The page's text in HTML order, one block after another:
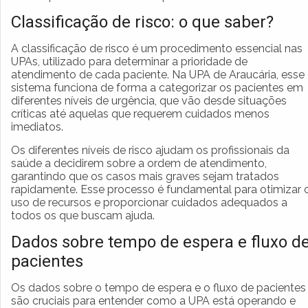
Classificação de risco: o que saber?
A classificação de risco é um procedimento essencial nas
UPAs, utilizado para determinar a prioridade de
atendimento de cada paciente. Na UPA de Araucária, esse
sistema funciona de forma a categorizar os pacientes em
diferentes níveis de urgência, que vão desde situações
críticas até aquelas que requerem cuidados menos
imediatos.
Os diferentes níveis de risco ajudam os profissionais da
saúde a decidirem sobre a ordem de atendimento,
garantindo que os casos mais graves sejam tratados
rapidamente. Esse processo é fundamental para otimizar
uso de recursos e proporcionar cuidados adequados a
todos os que buscam ajuda.
Dados sobre tempo de espera e fluxo
pacientes
Os dados sobre o tempo de espera e o fluxo de pacientes
são cruciais para entender como a UPA está operando e